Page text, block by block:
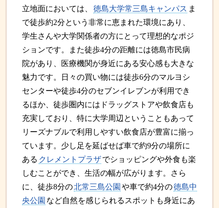
立地面においては、 徳島大学常三島キャンパス ま
で徒歩約2分という非常に恵まれた環境にあり、
学生さんや大学関係者の方にとって理想的なポジ
ションです。また徒歩4分の距離には徳島市民病
院があり、医療機関が身近にある安心感も大きな
魅力です。日々の買い物には徒歩6分のマルヨシ
センターや徒歩4分のセブンイレブンが利用でき
るほか、徒歩圏内にはドラッグストアや飲食店も
充実しており、特に大学周辺ということもあって
リーズナブルで利用しやすい飲食店が豊富に揃っ
ています。少し足を延ばせば車で約9分の場所に
ある クレメントプラザでショッピングや外食も楽
しむことができ、生活の幅が広がります。さら
に、徒歩8分の北常三島公園 や車で約4分の徳島中
央公園 など自然を感じられるスポットも身近にあ